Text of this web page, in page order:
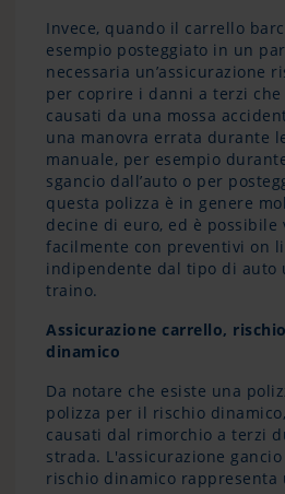
Invece, quando il carrello
esempio posteggiato in un
necessaria un’assicurazione
per coprire i danni a terzi
causati da una mossa
una manovra errata durante
manuale, per esempio
sgancio dall’auto o per
questa polizza è in genere
decine di euro, ed è possibile
facilmente con preventivi on
indipendente dal tipo di auto
traino.
Assicurazione carrello,
dinamico
Da notare che esiste una
polizza per il rischio
causati dal rimorchio a terzi
strada. L'assicurazione
rischio dinamico rappresenta